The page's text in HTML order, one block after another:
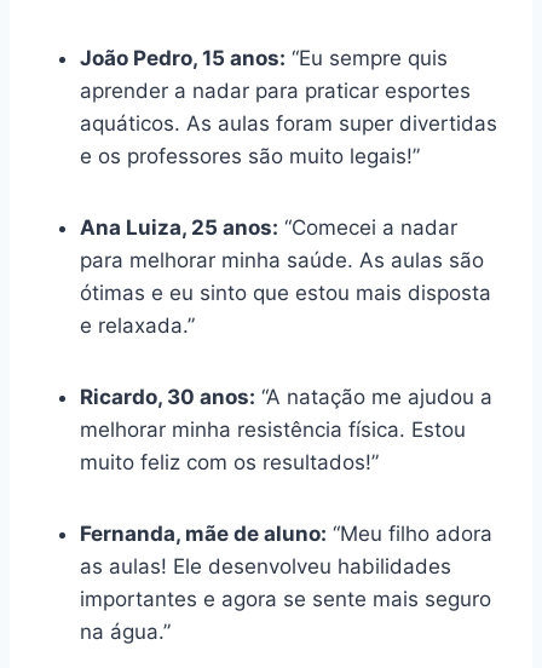
João Pedro, 15 anos: “Eu sempre quis
aprender a nadar para praticar esportes
aquáticos. As aulas foram super divertidas
e os professores são muito legais!”
Ana Luiza, 25 anos: “Comecei a nadar
para melhorar minha saúde. As aulas são
ótimas e eu sinto que estou mais disposta
e relaxada.”
Ricardo, 30 anos: “A natação me ajudou a
melhorar minha resistência física. Estou
muito feliz com os resultados!”
Fernanda, mãe de aluno: “Meu filho adora
as aulas! Ele desenvolveu habilidades
importantes e agora se sente mais seguro
na água.”